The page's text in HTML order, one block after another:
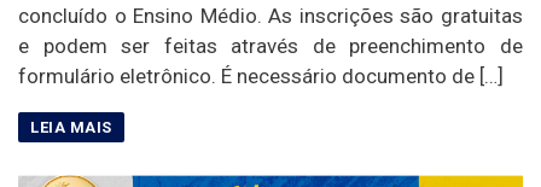
concluído o Ensino Médio. As inscrições são gratuitas
e podem ser feitas através de preenchimento de
formulário eletrônico. É necessário documento de […]